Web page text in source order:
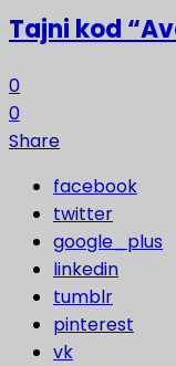
Tajni kod
0
0
Share
facebook
twitter
google_plus
linkedin
tumblr
pinterest
vk